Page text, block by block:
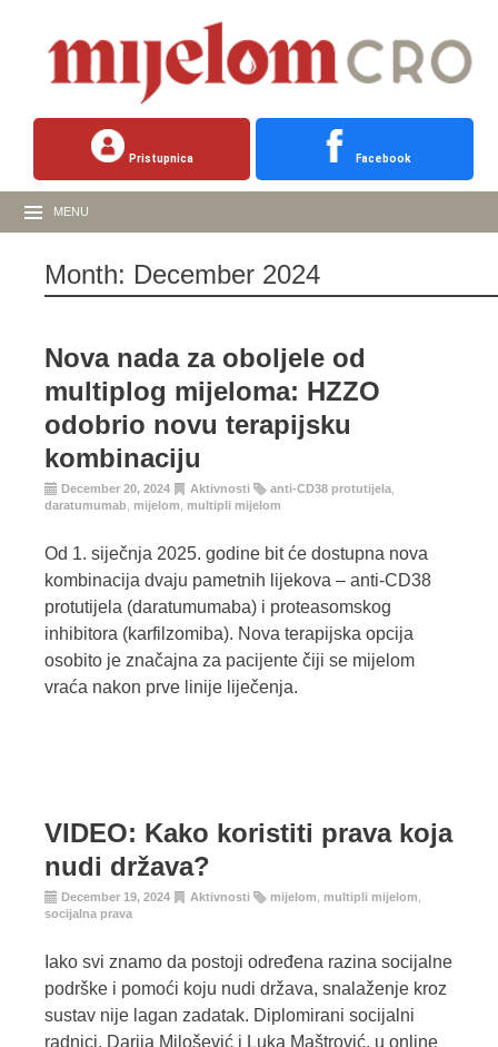
Pristupnica Facebook
MENU
Month: December 2024
Nova nada za oboljele od
multiplog mijeloma: HZZO
odobrio novu terapijsku
kombinaciju
December 20, 2024 Aktivnosti anti-CD38 protutijela
daratumumab
mijelom multipli mijelom
Od 1. siječnja 2025. godine bit će dostupna nova
kombinacija dvaju pametnih lijekova – anti-CD38
protutijela (daratumumaba) i proteasomskog
inhibitora (karfilzomiba). Nova terapijska opcija
osobito je značajna za pacijente čiji se mijelom
vraća nakon prve linije liječenja.
VIDEO: Kako koristiti prava koja
nudi država?
December 19, 2024 Aktivnosti mijelom multipli mijelom
socijalna prava
Iako svi znamo da postoji određena razina socijalne
podrške i pomoći koju nudi država, snalaženje kroz
sustav nije lagan zadatak. Diplomirani socijalni
radnici, Darija Milošević i Luka Maštrović, u online